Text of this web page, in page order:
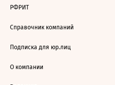
РФРИТ
Справочник компаний
Подписка для юр.лиц
О компании